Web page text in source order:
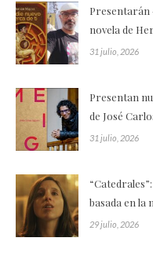
Presentarán
novela de
31 julio, 2026
Presentan
de José
31 julio, 2026
basada en la
29 julio, 2026